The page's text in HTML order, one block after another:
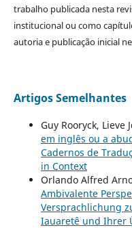
trabalho publicada nesta
institucional ou como
autoria e publicação inicial
Artigos Semelhantes
Guy Rooryck, Lieve
em inglês ou a
Cadernos de
in Context
Orlando Alfred
Ambivalente
Versprachlichung
Iauaretê und Ihrer